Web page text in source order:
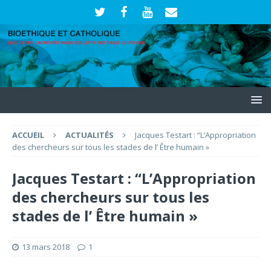
ACCUEIL ACTUALITÉS
Jacques Testart : “L’Appropriation
des chercheurs sur tous les stades de l’ Être humain »
Jacques Testart : “L’Appropriation
des chercheurs sur tous les
stades de l’ Être humain »
13 mars 2018 1